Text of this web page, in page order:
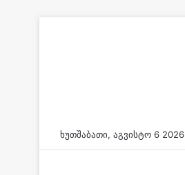
ხუთშაბათი, აგვისტო 6 2026